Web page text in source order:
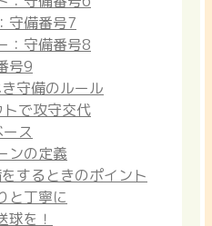
守備番号7
：守備番号8
号9
守備のルール
で攻守交代
ス
ンの定義
するときのポイント
と丁寧に
球を！